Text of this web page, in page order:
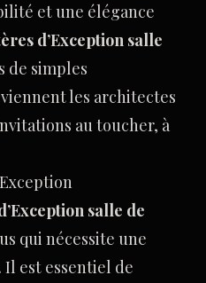
et une élégance
d’Exception salle
de simples
les architectes
au toucher, à
salle de
qui nécessite une
est essentiel de